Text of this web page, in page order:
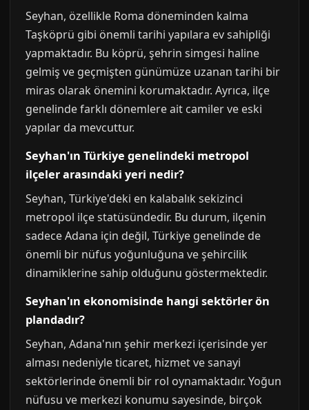
Seyhan, özellikle Roma döneminden kalma
Taşköprü gibi önemli tarihi yapılara ev sahipliği
yapmaktadır. Bu köprü, şehrin simgesi haline
gelmiş ve geçmişten günümüze uzanan tarihi bir
miras olarak önemini korumaktadır. Ayrıca, ilçe
genelinde farklı dönemlere ait camiler ve eski
yapılar da mevcuttur.
Seyhan'ın Türkiye genelindeki metropol
ilçeler arasındaki yeri nedir?
Seyhan, Türkiye'deki en kalabalık sekizinci
metropol ilçe statüsündedir. Bu durum, ilçenin
sadece Adana için değil, Türkiye genelinde de
önemli bir nüfus yoğunluğuna ve şehircilik
dinamiklerine sahip olduğunu göstermektedir.
Seyhan'ın ekonomisinde hangi sektörler ön
plandadır?
Seyhan, Adana'nın şehir merkezi içerisinde yer
alması nedeniyle ticaret, hizmet ve sanayi
sektörlerinde önemli bir rol oynamaktadır. Yoğun
nüfusu ve merkezi konumu sayesinde, birçok